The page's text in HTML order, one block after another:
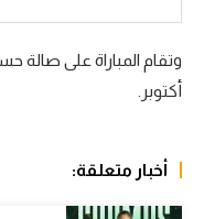
القسم الثاني
رياضات أخرى
وتقام المباراة على
أكتوبر.
أخبار متعلقة: